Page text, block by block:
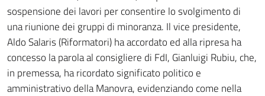
sospensione dei lavori per consentire lo svolgimento di
una riunione dei gruppi di minoranza. Il vice presidente,
Aldo Salaris (Riformatori) ha accordato ed alla ripresa ha
concesso la parola al consigliere di FdI, Gianluigi Rubiu, che,
in premessa, ha ricordato significato politico e
amministrativo della Manovra, evidenziando come nella